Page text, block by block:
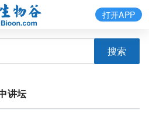
搜索
打开APP
讲坛